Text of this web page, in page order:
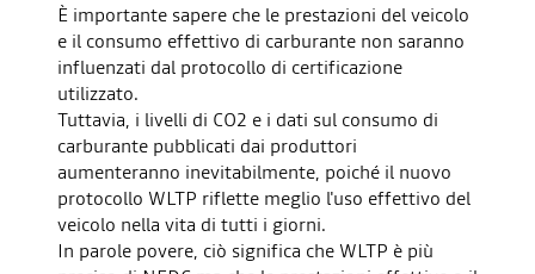
È importante sapere che le prestazioni del veicolo
e il consumo effettivo di carburante non saranno
influenzati dal protocollo di certificazione
utilizzato.
Tuttavia, i livelli di CO2 e i dati sul consumo di
carburante pubblicati dai produttori
aumenteranno inevitabilmente, poiché il nuovo
protocollo WLTP riflette meglio l'uso effettivo del
veicolo nella vita di tutti i giorni.
In parole povere, ciò significa che WLTP è più